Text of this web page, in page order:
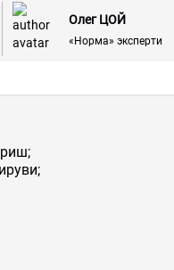
Олег ЦОЙ
«Норма» эксперти